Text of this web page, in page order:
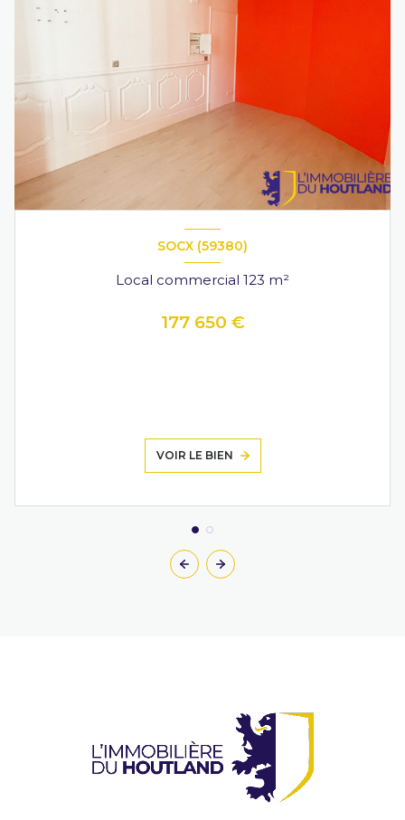
SOCX (59380)
Local commercial 123 m²
177 650 €
VOIR LE BIEN